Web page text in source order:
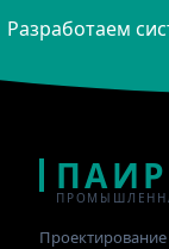
Разработаем
ПАИР